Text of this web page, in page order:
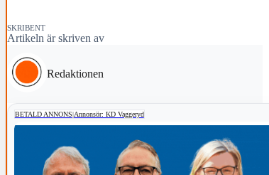
SKRIBENT
Artikeln är skriven av
Redaktionen
BETALD ANNONS|Annonsör: KD Vaggeryd